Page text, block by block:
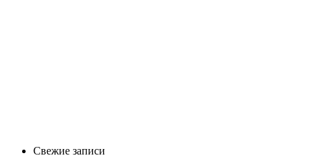
Свежие записи